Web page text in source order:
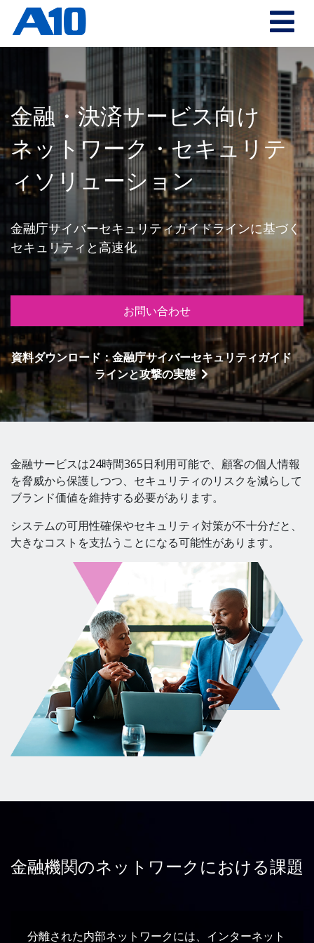
金融・決済サービス向け
ネットワーク・セキュリテ
ィソリューション
金融庁サイバーセキュリティガイドラインに基づく
セキュリティと高速化
お問い合わせ
資料ダウンロード：金融庁サイバーセキュリティガイド
ラインと攻撃の実態
金融サービスは24時間365日利用可能で、顧客の個人情報
を脅威から保護しつつ、セキュリティのリスクを減らして
ブランド価値を維持する必要があります。
システムの可用性確保やセキュリティ対策が不十分だと、
大きなコストを支払うことになる可能性があります。
金融機関のネットワークにおける課題
分離された内部ネットワークには、インターネット